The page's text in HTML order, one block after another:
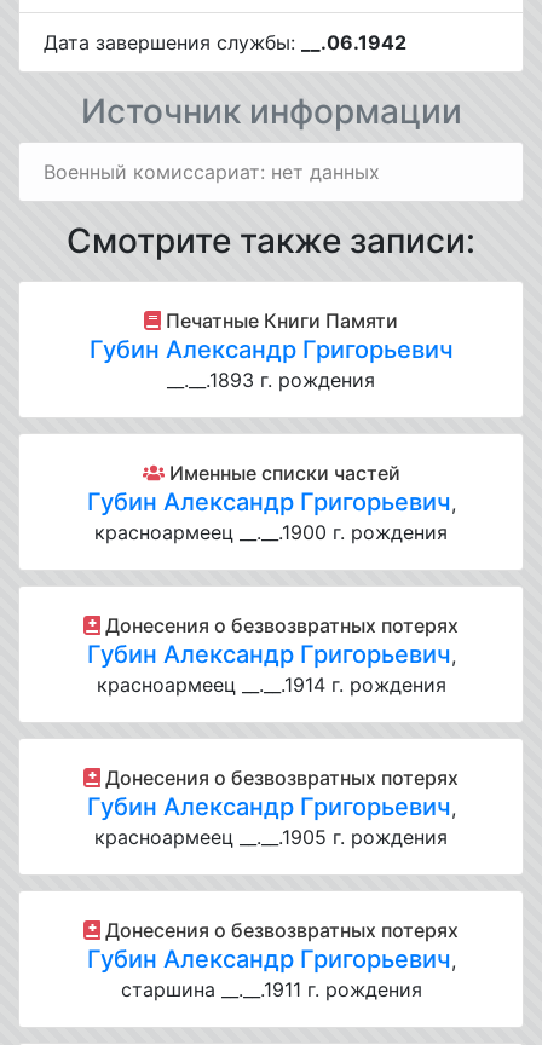
Дата завершения службы: __.06.1942
Источник информации
Военный комиссариат: нет данных
Смотрите также записи:
Печатные Книги Памяти
Губин Александр Григорьевич
__.__.1893 г. рождения
Именные списки частей
Губин Александр Григорьевич,
красноармеец __.__.1900 г. рождения
Донесения о безвозвратных потерях
Губин Александр Григорьевич,
красноармеец __.__.1914 г. рождения
Донесения о безвозвратных потерях
Губин Александр Григорьевич,
красноармеец __.__.1905 г. рождения
Донесения о безвозвратных потерях
Губин Александр Григорьевич,
старшина __.__.1911 г. рождения